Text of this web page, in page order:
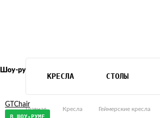
Шоу-рум
КРЕСЛА СТОЛЫ
Главная Кресла Геймерские кресла
GTChair